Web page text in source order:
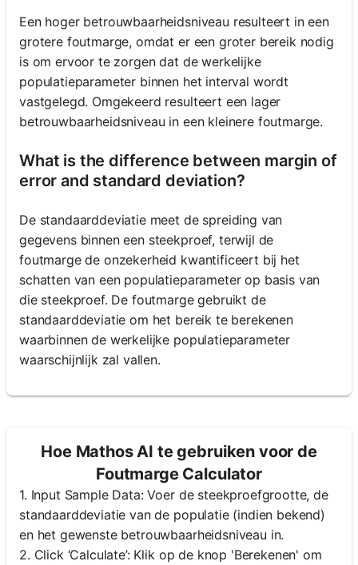
Een hoger betrouwbaarheidsniveau resulteert in een
grotere foutmarge, omdat er een groter bereik nodig
is om ervoor te zorgen dat de werkelijke
populatieparameter binnen het interval wordt
vastgelegd. Omgekeerd resulteert een lager
betrouwbaarheidsniveau in een kleinere foutmarge.
What is the difference between margin of
error and standard deviation?
De standaarddeviatie meet de spreiding van
gegevens binnen een steekproef, terwijl de
foutmarge de onzekerheid kwantificeert bij het
schatten van een populatieparameter op basis van
die steekproef. De foutmarge gebruikt de
standaarddeviatie om het bereik te berekenen
waarbinnen de werkelijke populatieparameter
waarschijnlijk zal vallen.
Hoe Mathos AI te gebruiken voor de
Foutmarge Calculator
1. Input Sample Data: Voer de steekproefgrootte, de
standaarddeviatie van de populatie (indien bekend)
en het gewenste betrouwbaarheidsniveau in.
2. Click ‘Calculate’: Klik op de knop 'Berekenen' om